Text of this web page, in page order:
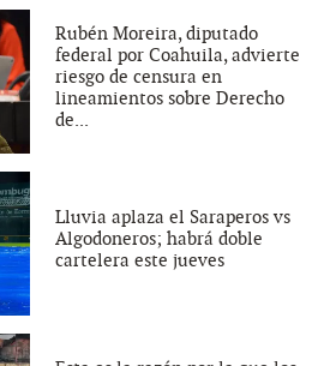
Rubén Moreira, diputado
federal por Coahuila, advierte
riesgo de censura en
lineamientos sobre Derecho
de...
Lluvia aplaza el Saraperos vs
Algodoneros; habrá doble
cartelera este jueves